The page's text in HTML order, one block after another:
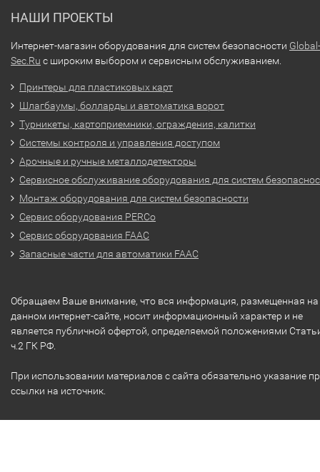
НАШИ ПРОЕКТЫ
Интернет-магазин оборудования для систем безопасности Global-
Sec.Ru с широким выбором и сервисным обслуживанием.
Принтеры для пластиковых карт
Шлагбаумы, болларды и автоматика ворот
Турникеты, картоприемники, ограждения, калитки
Системы контроля и управления доступом
Арочные и ручные металлодетекторы
Сервисное обслуживание оборудования для систем
Монтаж оборудования для систем безопасности
Сервис оборудования PERCo
Сервис оборудования FAAC
Запасные части для автоматики FAAC
Обращаем Ваше внимание, что вся информация, размещенная на
данном интернет-сайте, носит информационный характер и не
является публичной офертой, определяемой положениями
ч.2 ГК РФ.
При использовании материалов с сайта обязательно указание
ссылки на источник.